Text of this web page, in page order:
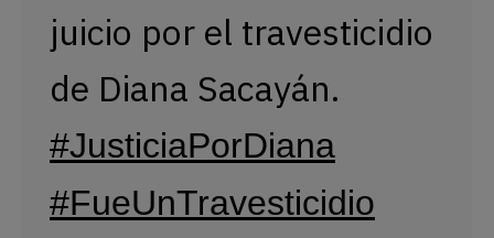
juicio por el travesticidio
de Diana Sacayán.
#JusticiaPorDiana
#FueUnTravesticidio